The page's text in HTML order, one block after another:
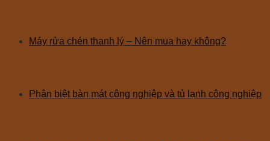
Máy rửa chén thanh lý – Nên mua hay không?
Phân biệt bàn mát công nghiệp và tủ lạnh công nghiệp